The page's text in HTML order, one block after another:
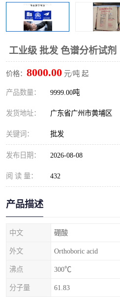
工业级 批发 色谱分析试剂
价格： 8000.00 元/吨 起
产品数量： 9999.00吨
发货地址： 广东省广州市黄埔区
关键词： 批发
发布日期： 2026-08-08
阅 读 量： 432
产品描述
中文 硼酸
外文 Orthoboric acid
沸点 300℃
分子量 61.83
过硫酸钠
尿素
聚合硫酸铁
大苏打
元明粉